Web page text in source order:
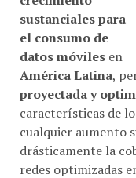
sustanciales para
el consumo de
datos móviles en
América Latina,
proyectada y
características de
cualquier aumento
drásticamente la
redes optimizadas